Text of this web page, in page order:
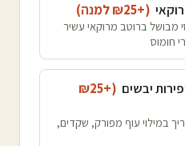
(+₪
25 למנה)
מבושל ברוטב מרוקאי עשיר
חומוס
יבשים (+₪
25
במילוי עוף מפורק, שקדים,